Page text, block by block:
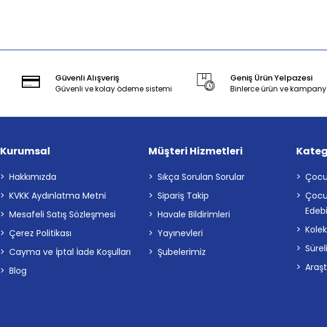
Güvenli Alışveriş
Güvenli ve kolay ödeme sistemi
Geniş Ürün Yelpazesi
Binlerce ürün ve
Kurumsal
Hakkımızda
KVKK Aydınlatma Metni
Mesafeli Satış Sözleşmesi
Çerez Politikası
Cayma ve İptal İade Koşulları
Blog
Müşteri Hizmetleri
Sıkça Sorulan Sorular
Sipariş Takip
Havale Bildirimleri
Yayınevleri
Şubelerimiz